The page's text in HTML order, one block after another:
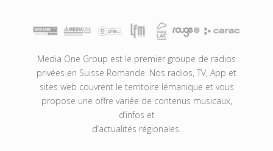
Media One Group est le premier groupe de radios
privées en Suisse Romande. Nos radios, TV, App et
sites web couvrent le territoire lémanique et vous
propose une offre variée de contenus musicaux,
d’infos et
d’actualités régionales.